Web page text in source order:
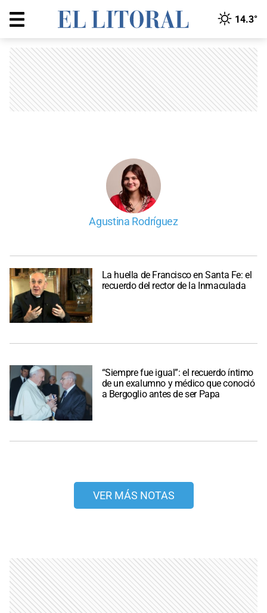
14.3°
Agustina Rodríguez
La huella de Francisco en Santa Fe: el
recuerdo del rector de la Inmaculada
“Siempre fue igual”: el recuerdo íntimo
de un exalumno y médico que conoció
a Bergoglio antes de ser Papa
VER MÁS NOTAS